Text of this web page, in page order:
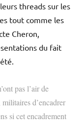
threads sur les
tout comme les
Cheron,
du fait
pas l’air de
d’encadrer
si cet encadrement